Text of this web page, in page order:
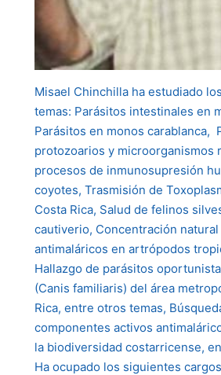
Misael Chinchilla ha estudiado
temas: Parásitos intestinales en
Parásitos en monos carablanca,
protozoarios y microorganismos
procesos de inmunosupresión
coyotes, Trasmisión de
Costa Rica, Salud de felinos
cautiverio, Concentración
antimaláricos en artrópodos
Hallazgo de parásitos
(Canis familiaris) del área
Rica, entre otros temas,
componentes activos
la biodiversidad costarricense,
Ha ocupado los siguientes